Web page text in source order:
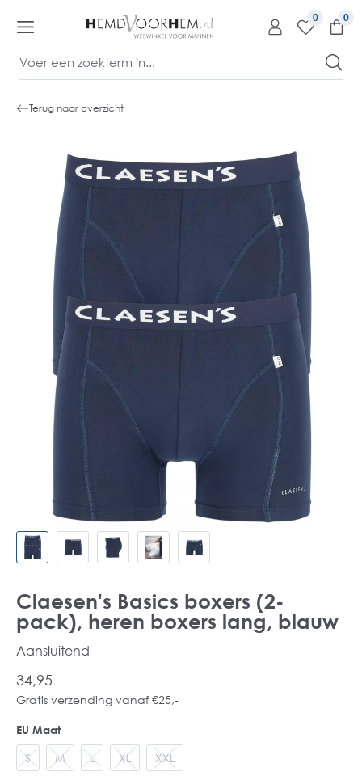
0
Terug naar overzicht
Claesen's Basics boxers (2-
pack), heren boxers lang, blauw
Aansluitend
34,95
Gratis verzending vanaf €25,-
EU Maat
S M L XL XXL